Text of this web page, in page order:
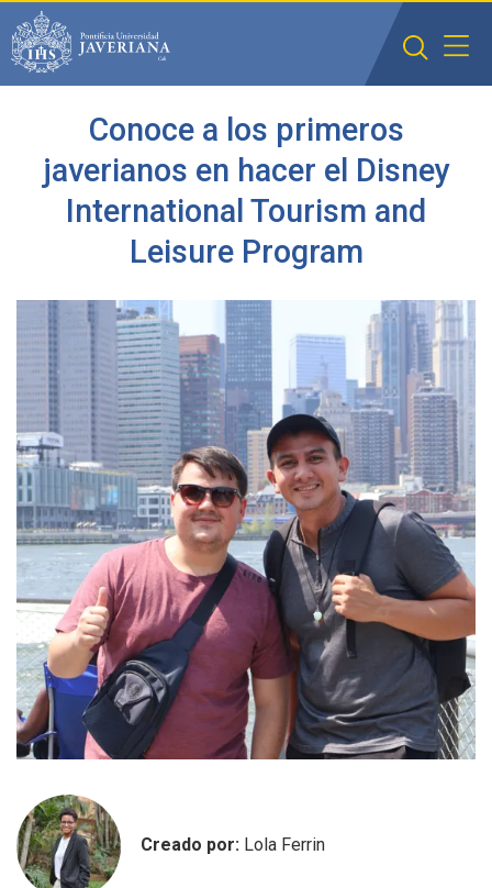
Saltar al contenido principal
Conoce a los primeros
javerianos en hacer el Disney
International Tourism and
Leisure Program
Creado por: Lola Ferrin